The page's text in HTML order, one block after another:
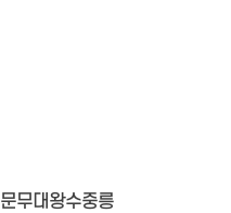
문무대왕수중릉